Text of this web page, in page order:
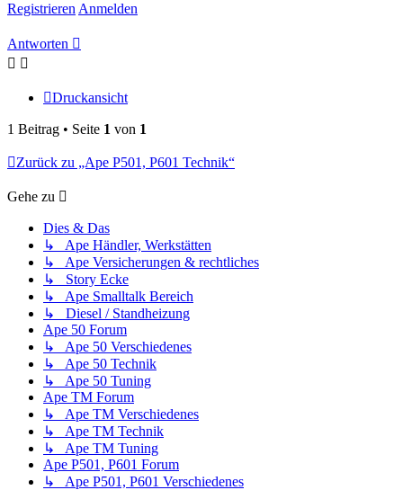
Registrieren Anmelden
Antworten
Druckansicht
1 Beitrag • Seite 1 von 1
Zurück zu „Ape P501, P601 Technik“
Gehe zu
Dies & Das
↳ Ape Händler, Werkstätten
↳ Ape Versicherungen & rechtliches
↳ Story Ecke
↳ Ape Smalltalk Bereich
↳ Diesel / Standheizung
Ape 50 Forum
↳ Ape 50 Verschiedenes
↳ Ape 50 Technik
↳ Ape 50 Tuning
Ape TM Forum
↳ Ape TM Verschiedenes
↳ Ape TM Technik
↳ Ape TM Tuning
Ape P501, P601 Forum
↳ Ape P501, P601 Verschiedenes